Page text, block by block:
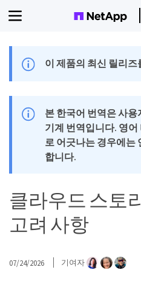
이 제품의 최신 릴리
본 한국어 번역은 사
기계 번역입니다. 영
로 어긋나는 경우에는
합니다.
클라우드 스토
고려 사항
07/24/2026 기여자